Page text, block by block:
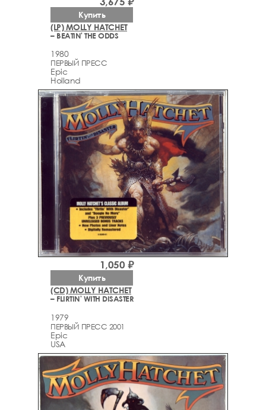
(LP) MOLLY HATCHET
– BEATIN' THE ODDS
1980
ПЕРВЫЙ ПРЕСС
Epic
Holland
Купить
(CD) MOLLY HATCHET
– FLIRTIN' WITH DISASTER
1979
ПЕРВЫЙ ПРЕСС 2001
Epic
USA
1,050 ₽
Купить